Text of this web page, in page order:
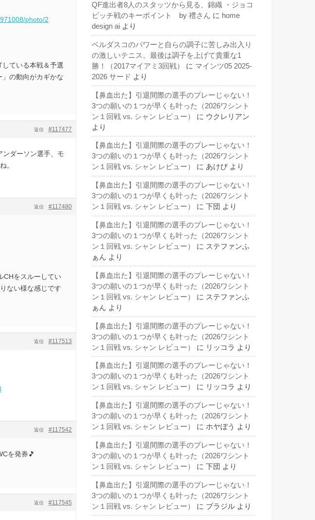
photo/2
ている本戦＆予選
の動向がカギかな
#117477
返信
ダーソン選手、モ
。
#117480
返信
CHをスルーしてい
ない様な感じです
#117513
返信
#117542
返信
を発券🎵
#117545
返信
QF進出者8人のスタッツから見る、錦織 ・ジョコ
ビッチ戦のキーポイント by 禮さん に home
design ai より
ベルダスコのパワーと自らの調子に苦しみ出入り
の激しいテニス。最後は調子を上げて貴重な1
勝！（2017マイアミ3回戦）
に マインツ05 2025-
2026 サード より
【鼻血出た】引退間際の選手のプレーじゃない！
3つの願いの１つが早くも叶った（2026ワシント
ン１回戦 vs. シャン レビュー）
に ウクレリアン
より
【鼻血出た】引退間際の選手のプレーじゃない！
3つの願いの１つが早くも叶った（2026ワシント
ン１回戦 vs. シャン レビュー）
に あけび より
【鼻血出た】引退間際の選手のプレーじゃない！
3つの願いの１つが早くも叶った（2026ワシント
ン１回戦 vs. シャン レビュー）
に 下団 より
【鼻血出た】引退間際の選手のプレーじゃない！
3つの願いの１つが早くも叶った（2026ワシント
ン１回戦 vs. シャン レビュー）
に ステファンふ
ぁん より
【鼻血出た】引退間際の選手のプレーじゃない！
3つの願いの１つが早くも叶った（2026ワシント
ン１回戦 vs. シャン レビュー）
に ステファンふ
ぁん より
【鼻血出た】引退間際の選手のプレーじゃない！
3つの願いの１つが早くも叶った（2026ワシント
ン１回戦 vs. シャン レビュー）
に リッコラ より
【鼻血出た】引退間際の選手のプレーじゃない！
3つの願いの１つが早くも叶った（2026ワシント
ン１回戦 vs. シャン レビュー）
に リッコラ より
【鼻血出た】引退間際の選手のプレーじゃない！
3つの願いの１つが早くも叶った（2026ワシント
ン１回戦 vs. シャン レビュー）
に ホヤぼう より
【鼻血出た】引退間際の選手のプレーじゃない！
3つの願いの１つが早くも叶った（2026ワシント
ン１回戦 vs. シャン レビュー）
に 下団 より
【鼻血出た】引退間際の選手のプレーじゃない！
3つの願いの１つが早くも叶った（2026ワシント
ン１回戦 vs. シャン レビュー）
に ブラジル より